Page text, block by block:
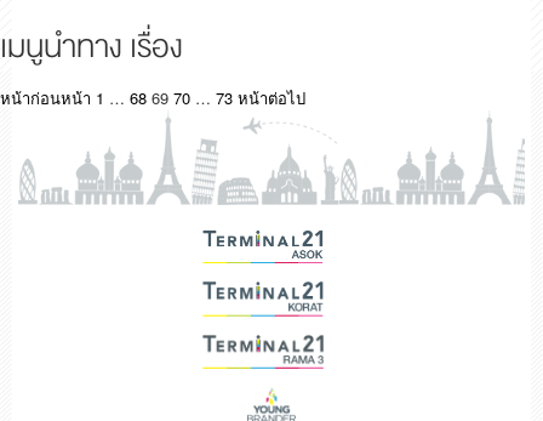
เมนูนำทาง เรื่อง
หน้าก่อนหน้า 1 … 68 69 70 … 73 หน้าต่อไป